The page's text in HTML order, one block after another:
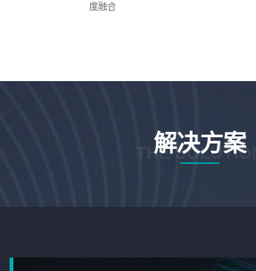
度融合
解决方案
THE SOLUTION